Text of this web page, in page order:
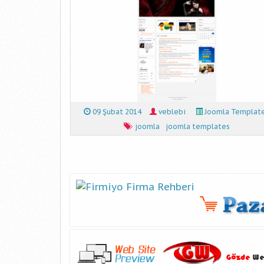
09 Şubat 2014 veblebi
Joomla
joomla
joomla templates